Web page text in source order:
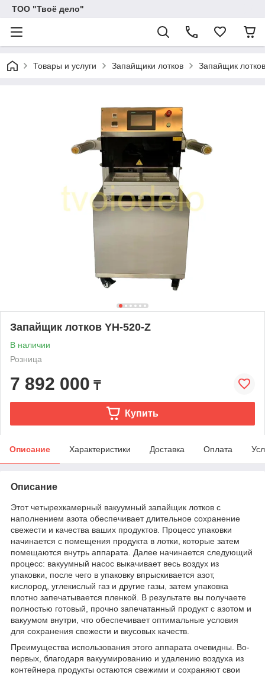
ТОО "Твоё дело"
Товары и услуги Запайщики лотков Запайщик
Запайщик лотков YH-520-Z
В наличии
Розница
7 892 000 ₸
Купить
Описание Характеристики Доставка Оплата
Описание
Этот четырехкамерный вакуумный запайщик лотков с
наполнением азота обеспечивает длительное сохранение
свежести и качества ваших продуктов. Процесс упаковки
начинается с помещения продукта в лотки, которые затем
помещаются внутрь аппарата. Далее начинается следующий
процесс: вакуумный насос выкачивает весь воздух из
упаковки, после чего в упаковку впрыскивается азот,
кислород, углекислый газ и другие газы, затем упаковка
плотно запечатывается пленкой. В результате вы получаете
полностью готовый, прочно запечатанный продукт с азотом и
вакуумом внутри, что обеспечивает оптимальные условия
для сохранения свежести и вкусовых качеств.
Преимущества использования этого аппарата очевидны. Во-
первых, благодаря вакуумированию и удалению воздуха из
контейнера продукты остаются свежими и сохраняют свои